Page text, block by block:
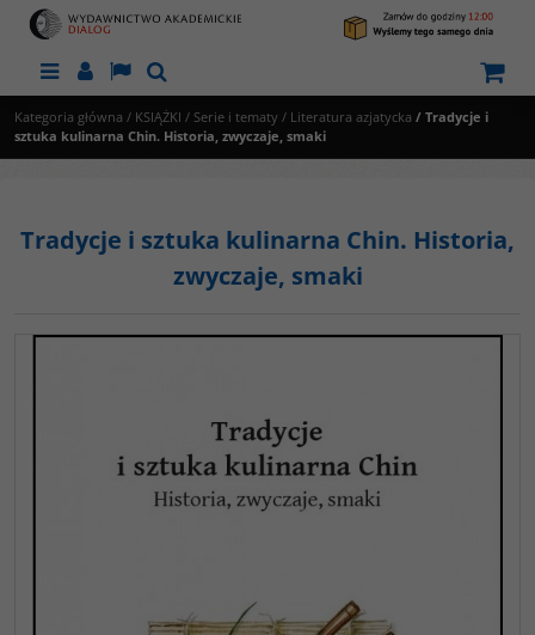
MenuPanelLangSzukaj
Kategoria główna / KSIĄŻKI / Serie i tematy / Literatura azjatycka / Tradycje i
sztuka kulinarna Chin. Historia, zwyczaje, smaki
Tradycje i sztuka kulinarna Chin. Historia,
zwyczaje, smaki